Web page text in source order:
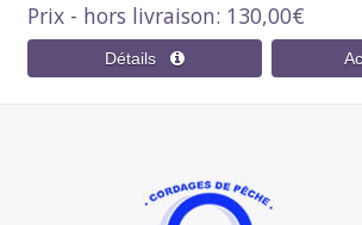
Prix - hors livraison 130,00€